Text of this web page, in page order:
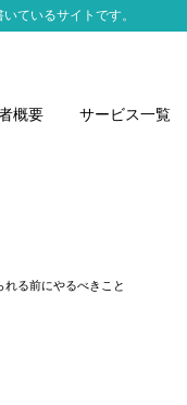
ているサイトです。
概要 サービス一覧
れる前にやるべきこと